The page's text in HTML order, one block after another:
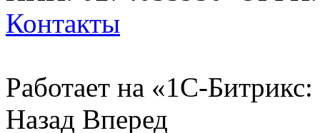
Контакты
Работает на «1С-
Назад Вперед